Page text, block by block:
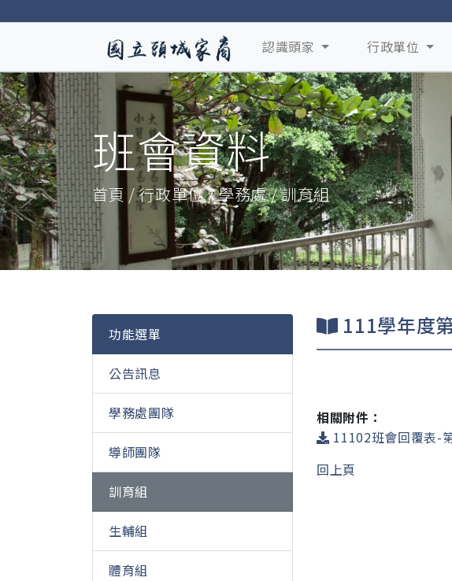
認識頭家 行政單位
班會資料
首頁 / 行政單位 / 學務處 / 訓育組
功能選單
公告訊息
學務處團隊
導師團隊
訓育組
生輔組
體育組
111學年度
相關附件：
11102班會回覆表-
回上頁